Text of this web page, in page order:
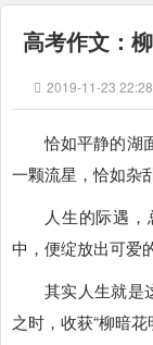
高考作文：
2019-11-23
恰如平静的湖
一颗流星，恰如杂
人生的际遇
中，便绽放出可爱
其实人生就是
之时，收获“柳暗花